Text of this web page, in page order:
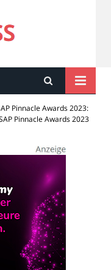
Pinnacle Awards 2023:
Pinnacle Awards 2023